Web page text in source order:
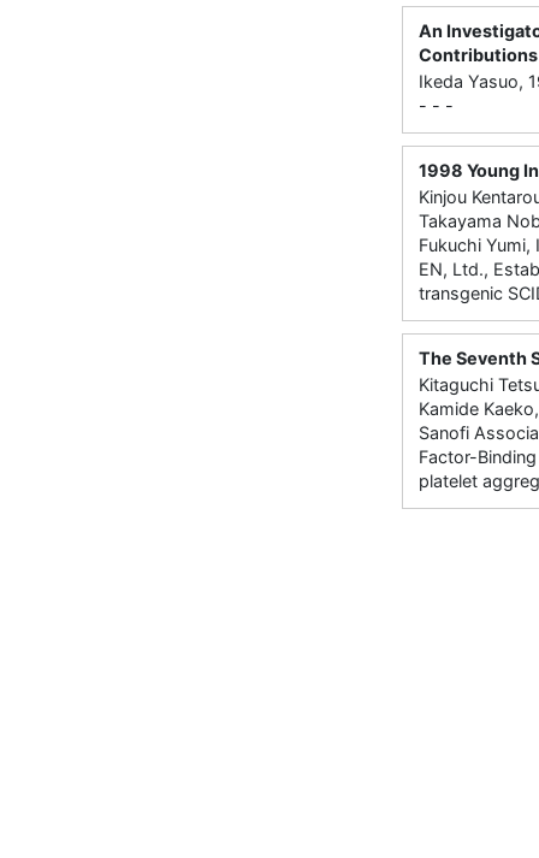
An
Ikeda Yasuo,
- - -
1998 Young
Kinjou
Takayama
Fukuchi
EN, Ltd.,
transgenic
The Seventh
Kitaguchi
Kamide
Sanofi
Factor-
platelet